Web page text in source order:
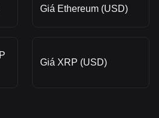
Giá Ethereum (USD)
Giá XRP (USD)